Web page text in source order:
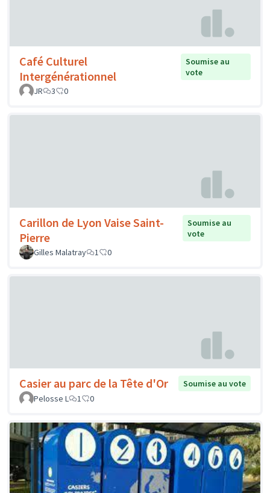
Café Culturel
Intergénérationnel
Soumise au
vote
JR
3 0
Carillon de Lyon Vaise Saint-
Pierre
Soumise au
vote
Gilles Malatray
1 0
Casier au parc de la Tête d'Or
Soumise au vote
Pelosse L
1 0